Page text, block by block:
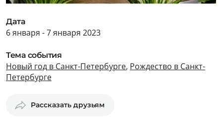
Дата
6 января - 7 января 2023
Тема события
Новый год в Санкт-Петербурге, Рождество в Санкт-
Петербурге
Рассказать друзьям